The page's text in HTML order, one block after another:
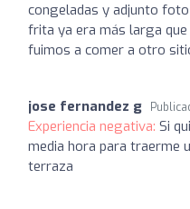
congeladas y adjunto
frita ya era más larga
fuimos a comer a otro
jose fernandez g
Experiencia negativa: Si
media hora para traerme
terraza